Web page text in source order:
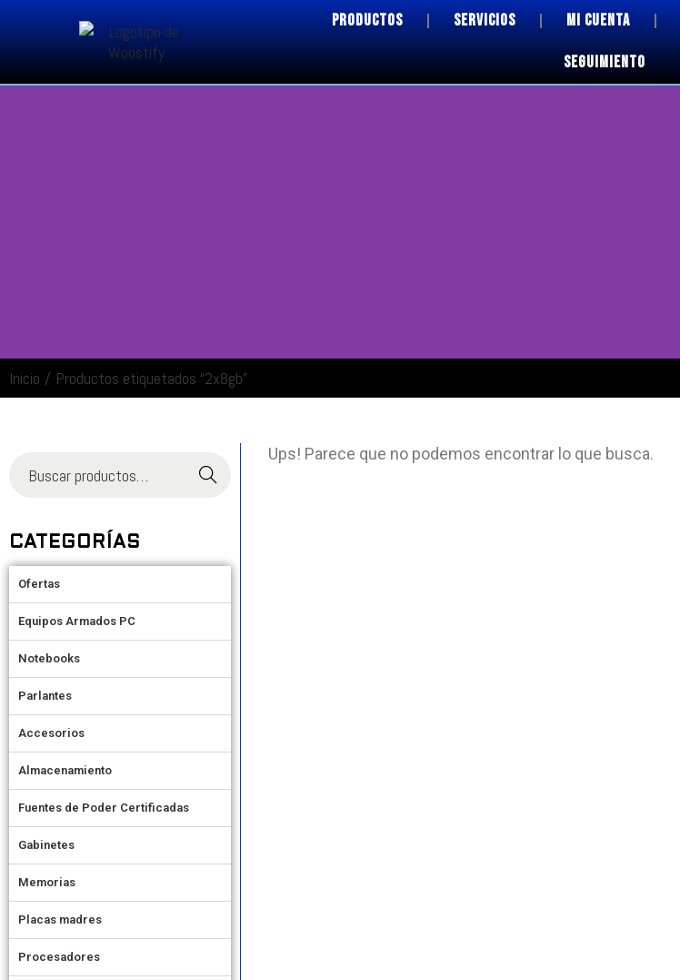
PRODUCTOS SERVICIOS MI CUENTA
SEGUIMIENTO
ENTRAR
Inicio / Productos etiquetados “2x8gb”
Buscar
CATEGORÍAS
Ofertas
Equipos Armados PC
Notebooks
Parlantes
Accesorios
Almacenamiento
Fuentes de Poder Certificadas
Gabinetes
Memorias
Placas madres
Procesadores
Ups! Parece que no podemos encontrar lo que busca.